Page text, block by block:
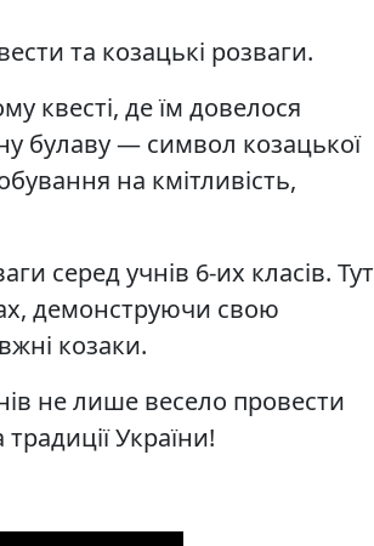
та козацькі розваги.
квесті, де їм довелося
булаву — символ козацької
на кмітливість,
серед учнів 6-их класів. Тут
демонструючи свою
козаки.
не лише весело провести
України!